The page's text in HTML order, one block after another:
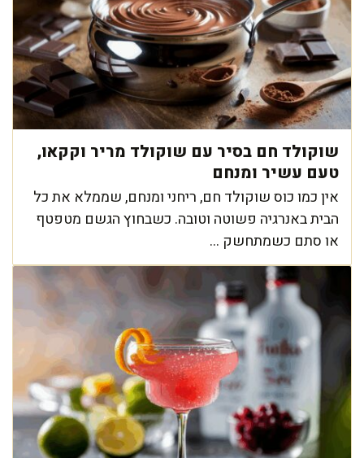
שוקולד חם בסיר עם שוקולד מריר וקקאו,
טעם עשיר ומנחם
אין כמו כוס שוקולד חם, ריחני ומנחם, שממלא את כל
הבית באנרגיה פשוטה וטובה. כשבחוץ הגשם מטפטף
או סתם כשמתחשק ...